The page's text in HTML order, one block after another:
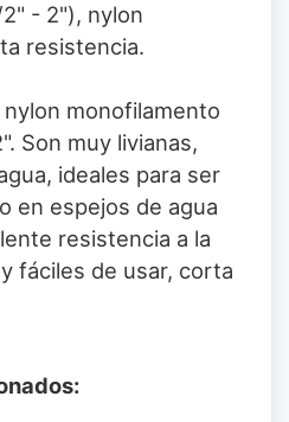
- 2"), nylon
resistencia.
monofilamento
Son muy livianas,
ideales para ser
en espejos de agua
resistencia a la
fáciles de usar, corta